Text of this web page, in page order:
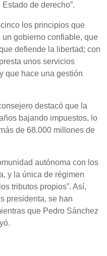
de derecho”.
los principios que
gobierno confiable, que
defiende la libertad; con
unos servicios
que hace una gestión
destacó que la
bajando impuestos, lo
de 68.000 millones de
autónoma con los
y la única de régimen
tributos propios”. Así,
presidenta, se han
que Pedro Sánchez